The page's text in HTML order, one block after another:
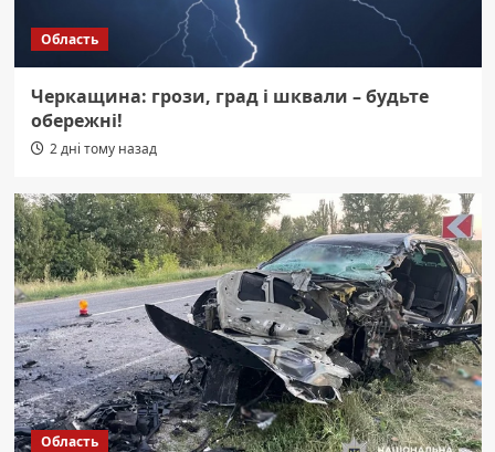
Область
Черкащина: грози, град і шквали – будьте
обережні!
2 дні тому назад
Область